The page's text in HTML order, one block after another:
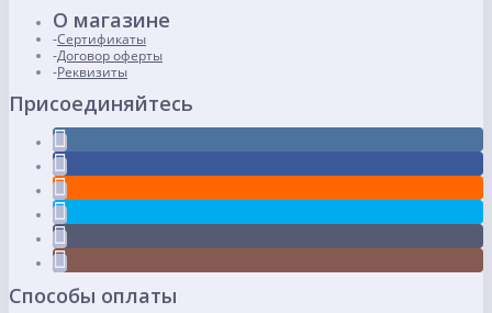
О магазине
Сертификаты
Договор оферты
Реквизиты
Присоединяйтесь
Способы оплаты